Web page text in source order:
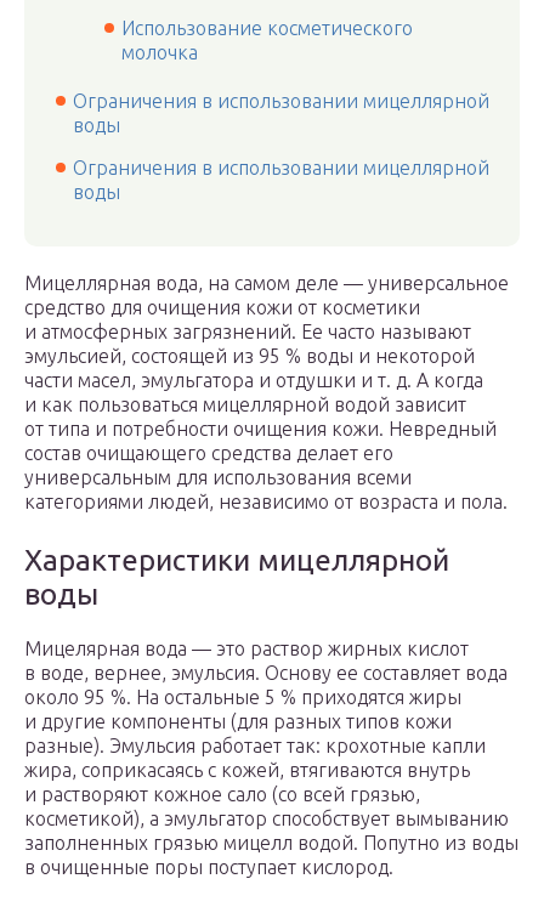
Использование косметического
молочка
Ограничения в использовании мицеллярной
воды
Ограничения в использовании мицеллярной
воды
Мицеллярная вода, на самом деле — универсальное
средство для очищения кожи от косметики
и атмосферных загрязнений. Ее часто называют
эмульсией, состоящей из 95 % воды и некоторой
части масел, эмульгатора и отдушки и т. д. А когда
и как пользоваться мицеллярной водой зависит
от типа и потребности очищения кожи. Невредный
состав очищающего средства делает его
универсальным для использования всеми
категориями людей, независимо от возраста и пола.
Характеристики мицеллярной
воды
Мицелярная вода — это раствор жирных кислот
в воде, вернее, эмульсия. Основу ее составляет вода
около 95 %. На остальные 5 % приходятся жиры
и другие компоненты (для разных типов кожи
разные). Эмульсия работает так: крохотные капли
жира, соприкасаясь с кожей, втягиваются внутрь
и растворяют кожное сало (со всей грязью,
косметикой), а эмульгатор способствует вымыванию
заполненных грязью мицелл водой. Попутно из воды
в очищенные поры поступает кислород.